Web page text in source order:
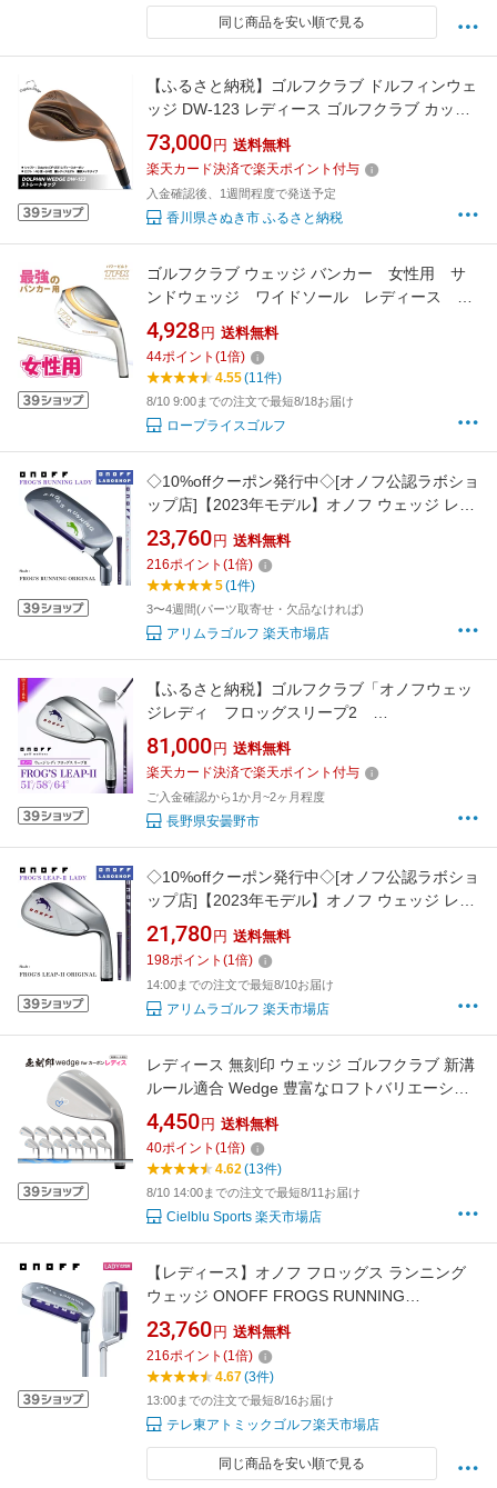
同じ商品を安い順で見る
【ふるさと納税】ゴルフクラブ ドルフィンウェ
ッジ DW-123 レディース ゴルフクラブ カッパ
ーメッキ ストレートネック カーボン シャフト
kasco キャスコ | ゴルフ
73,000 円 送料無料
楽天カード決済で楽天ポイント付与
入金確認後、1週間程度で発送予定
香川県さぬき市 ふるさと納税
ゴルフクラブ ウェッジ バンカー 女性用 サ
ンドウェッジ ワイドソール レディース 59
度 カーボンシャフト 送料無料 バンカー
専用 TPX WIDE SOLE 単品クラブ
4,928 円 送料無料
44ポイント (1倍)
4.55(11件)
8/10 9:00までの注文で最短8/18お届け
ロープライスゴルフ
◇10%offクーポン発行中◇[オノフ公認ラボショ
ップ店]【2023年モデル】オノフ ウェッジ レデ
ィース フロッグス ランニング オリジナルシャ
フト ONOFF WEDGE LADY FROG'S
RUNNING ORIGINAL 女性用 やさしい お助け
アプローチ チッパー
23,760 円 送料無料
216ポイント (1倍)
5(1件)
3〜4週間(パーツ取寄せ・欠品なければ)
アリムラゴルフ 楽天市場店
【ふるさと納税】ゴルフクラブ「オノフウェッ
ジレディ フロッグスリープ2
51°/58°/64°」 【 ゴルフ ゴルフクラブ オノフ
ウエッジ ゴルフ場 コンペ 長野県 安曇野 安曇野
市 信州 】
81,000 円 送料無料
楽天カード決済で楽天ポイント付与
ご入金確認から1か月~2ヶ月程度
長野県安曇野市
◇10%offクーポン発行中◇[オノフ公認ラボショ
ップ店]【2023年モデル】オノフ ウェッジ レデ
ィース フロッグス リープ 2 オリジナルシャフ
ト ONOFF WEDGE LADY FROG'S LEAP-2
ORIGINAL 51° 58° 64° 女性用 やさしい お助け
バンカー
21,780 円 送料無料
198ポイント (1倍)
14:00までの注文で最短8/10お届け
アリムラゴルフ 楽天市場店
レディース 無刻印 ウェッジ ゴルフクラブ 新溝
ルール適合 Wedge 豊富なロフトバリエーショ
ン 【ノーロゴ】【カーボンシャフト】【女性】
【Ly】
4,450 円 送料無料
40ポイント (1倍)
4.62(13件)
8/10 14:00までの注文で最短8/11お届け
Cielblu Sports 楽天市場店
【レディース】オノフ フロッグス ランニング
ウェッジ ONOFF FROGS RUNNING
ORIGINAL カーボンシャフト
23,760 円 送料無料
216ポイント (1倍)
4.67(3件)
13:00までの注文で最短8/16お届け
テレ東アトミックゴルフ楽天市場店
同じ商品を安い順で見る